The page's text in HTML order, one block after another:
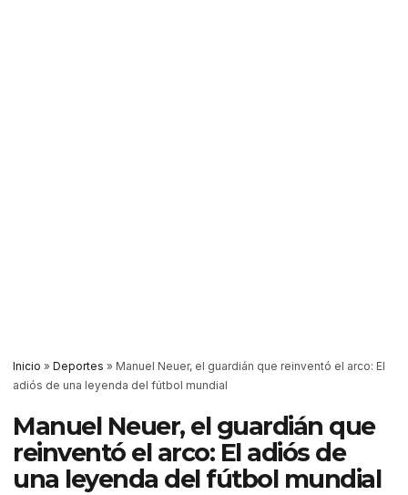
Inicio » Deportes » Manuel Neuer, el guardián que reinventó el arco: El
adiós de una leyenda del fútbol mundial
Manuel Neuer, el guardián que
reinventó el arco: El adiós de
una leyenda del fútbol mundial